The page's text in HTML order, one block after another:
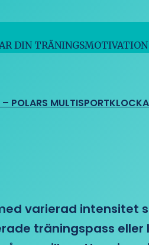
DIN
POLARS
varierad intensitet
träningspass